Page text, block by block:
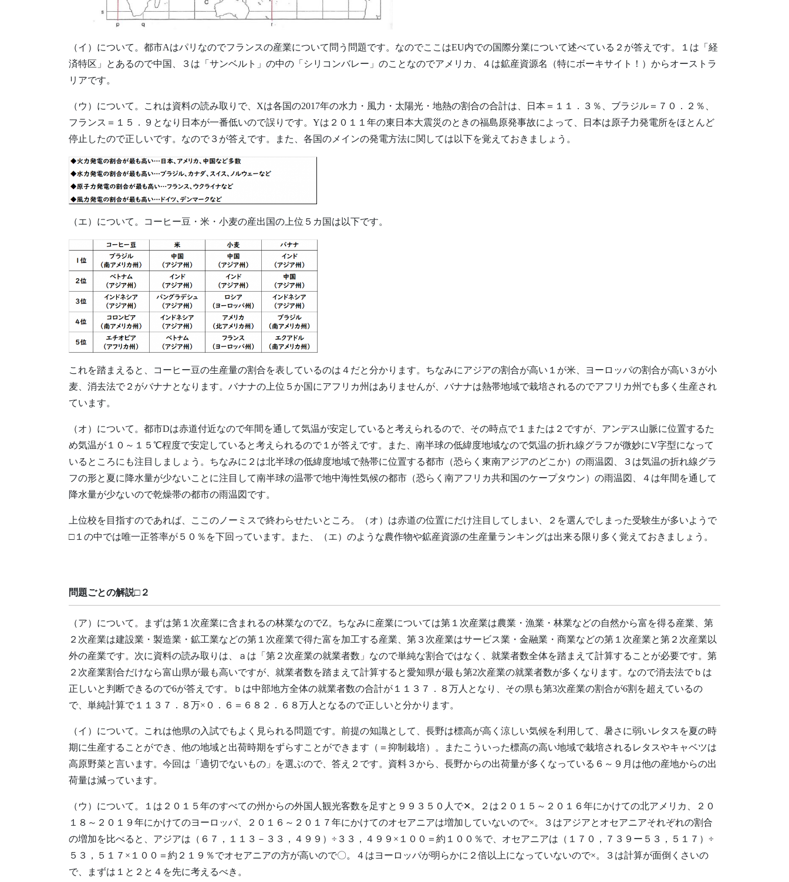
（イ）について。都市Aはパリなのでフランスの産業について問う問題です。なのでここはEU内での国際分業について述べている２が答えです。１は「経
済特区」とあるので中国、３は「サンベルト」の中の「シリコンバレー」のことなのでアメリカ、４は鉱産資源名（特にボーキサイト！）からオーストラ
リアです。
（ウ）について。これは資料の読み取りで、Xは各国の2017年の水力・風力・太陽光・地熱の割合の合計は、日本＝１１．３％、ブラジル＝７０．２％、
フランス＝１５．９となり日本が一番低いので誤りです。Yは２０１１年の東日本大震災のときの福島原発事故によって、日本は原子力発電所をほとんど
停止したので正しいです。なので３が答えです。また、各国のメインの発電方法に関しては以下を覚えておきましょう。
（エ）について。コーヒー豆・米・小麦の産出国の上位５カ国は以下です。
これを踏まえると、コーヒー豆の生産量の割合を表しているのは４だと分かります。ちなみにアジアの割合が高い１が米、ヨーロッパの割合が高い３が小
麦、消去法で２がバナナとなります。バナナの上位５か国にアフリカ州はありませんが、バナナは熱帯地域で栽培されるのでアフリカ州でも多く生産され
ています。
（オ）について。都市Dは赤道付近なので年間を通して気温が安定していると考えられるので、その時点で１または２ですが、アンデス山脈に位置するた
め気温が１０～１５℃程度で安定していると考えられるので１が答えです。また、南半球の低緯度地域なので気温の折れ線グラフが微妙にV字型になって
いるところにも注目しましょう。ちなみに２は北半球の低緯度地域で熱帯に位置する都市（恐らく東南アジアのどこか）の雨温図、３は気温の折れ線グラ
フの形と夏に降水量が少ないことに注目して南半球の温帯で地中海性気候の都市（恐らく南アフリカ共和国のケープタウン）の雨温図、４は年間を通して
降水量が少ないので乾燥帯の都市の雨温図です。
上位校を目指すのであれば、ここのノーミスで終わらせたいところ。（オ）は赤道の位置にだけ注目してしまい、２を選んでしまった受験生が多いようで
□１の中では唯一正答率が５０％を下回っています。また、（エ）のような農作物や鉱産資源の生産量ランキングは出来る限り多く覚えておきましょう。
問題ごとの解説□２
（ア）について。まずは第１次産業に含まれるの林業なのでZ。ちなみに産業については第１次産業は農業・漁業・林業などの自然から富を得る産業、第
２次産業は建設業・製造業・鉱工業などの第１次産業で得た富を加工する産業、第３次産業はサービス業・金融業・商業などの第１次産業と第２次産業以
外の産業です。次に資料の読み取りは、ａは「第２次産業の就業者数」なので単純な割合ではなく、就業者数全体を踏まえて計算することが必要です。第
２次産業割合だけなら富山県が最も高いですが、就業者数を踏まえて計算すると愛知県が最も第2次産業の就業者数が多くなります。なので消去法でｂは
正しいと判断できるので6が答えです。ｂは中部地方全体の就業者数の合計が１１３７．８万人となり、その県も第3次産業の割合が6割を超えているの
で、単純計算で１１３７．８万×０．６＝６８２．６８万人となるので正しいと分かります。
（イ）について。これは他県の入試でもよく見られる問題です。前提の知識として、長野は標高が高く涼しい気候を利用して、暑さに弱いレタスを夏の時
期に生産することができ、他の地域と出荷時期をずらすことができます（＝抑制栽培）。またこういった標高の高い地域で栽培されるレタスやキャベツは
高原野菜と言います。今回は「適切でないもの」を選ぶので、答え２です。資料３から、長野からの出荷量が多くなっている６～９月は他の産地からの出
荷量は減っています。
（ウ）について。１は２０１５年のすべての州からの外国人観光客数を足すと９９３５０人で✕。２は２０１５～２０１６年にかけての北アメリカ、２０
１８～２０１９年にかけてのヨーロッパ、２０１６～２０１７年にかけてのオセアニアは増加していないので×。３はアジアとオセアニアそれぞれの割合
の増加を比べると、アジアは（６７，１１３－３３，４９９）÷３３，４９９×１００＝約１００％で、オセアニアは（１７０，７３９ー５３，５１７）÷
５３，５１７×１００＝約２１９％でオセアニアの方が高いので〇。４はヨーロッパが明らかに２倍以上になっていないので×。３は計算が面倒くさいの
で、まずは１と２と４を先に考えるべき。